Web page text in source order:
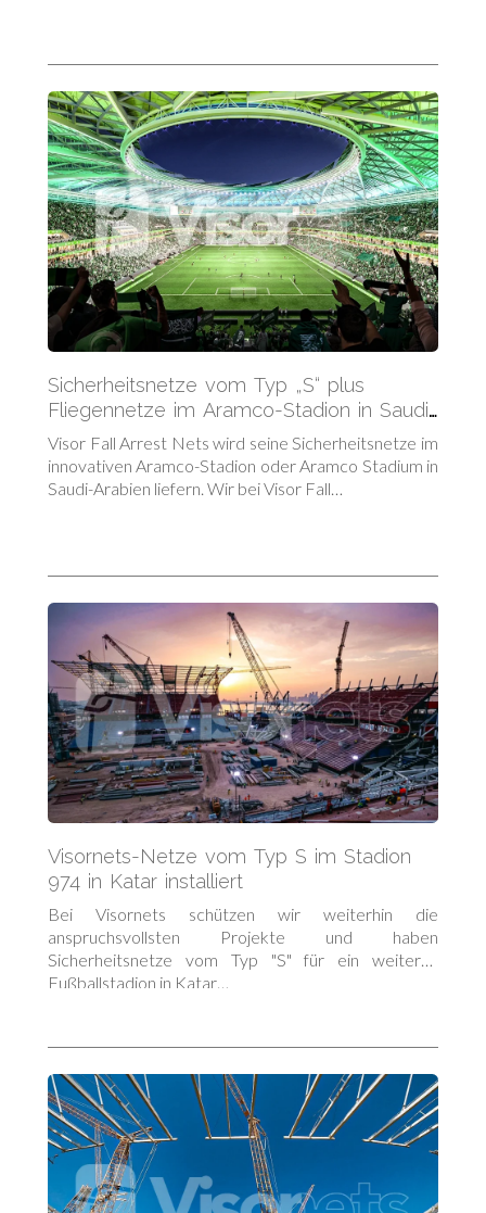
Sicherheitsnetze vom Typ „S“ plus
Fliegennetze im Aramco-Stadion in Saudi-
Arabien
Visor Fall Arrest Nets wird seine Sicherheitsnetze im
innovativen Aramco-Stadion oder Aramco Stadium in
Saudi-Arabien liefern. Wir bei Visor Fall…
Visornets-Netze vom Typ S im Stadion
974 in Katar installiert
Bei Visornets schützen wir weiterhin die
anspruchsvollsten Projekte und haben
Sicherheitsnetze vom Typ "S" für ein weiteres
Fußballstadion in Katar…